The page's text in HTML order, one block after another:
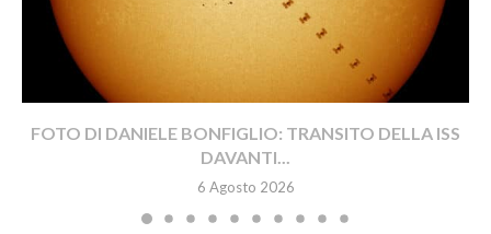
FOTO DI DANIELE BONFIGLIO: TRANSITO DELLA ISS
DAVANTI...
6 Agosto 2026